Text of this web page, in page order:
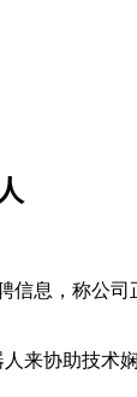
信息，称
来协助技